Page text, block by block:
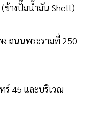
(ข้างปั๊มน้ำมัน Shell)
ถนนพระรามที่ 250
45 และบริเวณ